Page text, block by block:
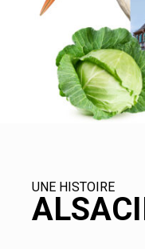
UNE HISTOIRE